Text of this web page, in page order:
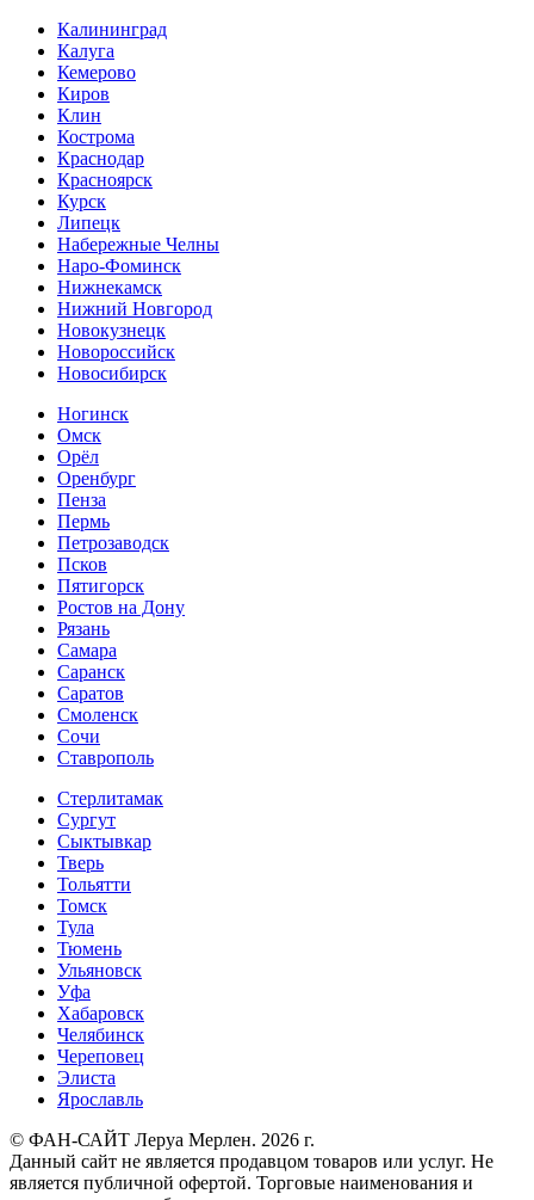
Калининград
Калуга
Кемерово
Киров
Клин
Кострома
Краснодар
Красноярск
Курск
Липецк
Набережные Челны
Наро-Фоминск
Нижнекамск
Нижний Новгород
Новокузнецк
Новороссийск
Новосибирск
Ногинск
Омск
Орёл
Оренбург
Пенза
Пермь
Петрозаводск
Псков
Пятигорск
Ростов на Дону
Рязань
Самара
Саранск
Саратов
Смоленск
Сочи
Ставрополь
Стерлитамак
Сургут
Сыктывкар
Тверь
Тольятти
Томск
Тула
Тюмень
Ульяновск
Уфа
Хабаровск
Челябинск
Череповец
Элиста
Ярославль
© ФАН-САЙТ Леруа Мерлен. 2026 г.
Данный сайт не является продавцом товаров или услуг. Не
является публичной офертой. Торговые наименования и